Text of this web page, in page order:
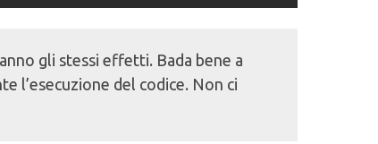
gli stessi effetti. Bada bene a
l’esecuzione del codice. Non ci